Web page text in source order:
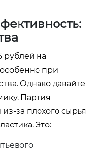
рублей на
при
Однако давайте
Партия
за плохого сырья
Это: